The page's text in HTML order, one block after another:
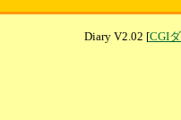
Diary V2.02 [CGI